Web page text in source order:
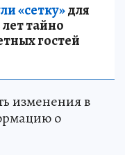
«сетку»для
тайно
гостей
изменения в
о